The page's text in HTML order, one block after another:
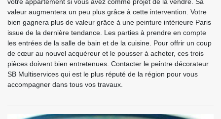
valeur augmentera un peu plus grâce à cette intervention. Votre
bien gagnera plus de valeur grâce à une peinture intérieure Paris
issue de la dernière tendance. Les parties à prendre en compte
les entrées de la salle de bain et de la cuisine. Pour offrir un coup
de cœur au nouvel acquéreur et le pousser à acheter, ces trois
pièces doivent bien entretenues. Contacter le peintre décorateur
SB Multiservices qui est le plus réputé de la région pour vous
accompagner dans tous vos travaux.